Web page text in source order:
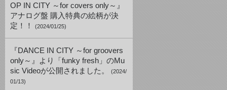
OP IN CITY ～for covers only～』
アナログ盤 購入特典の絵柄が決
定！！
(2024/01/25)
『DANCE IN CITY ～for groovers
only～』より「funky fresh」のMu
sic Videoが公開されました。
(2024/
01/13)